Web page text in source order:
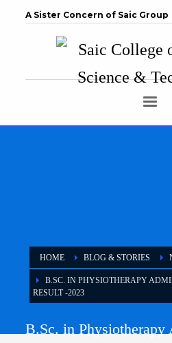
A Sister Concern of Saic Group
HOME BLOG & STORIES
B.SC. IN PHYSIOTHERAPY
RESULT -2023
B.Sc. in Physiotherapy